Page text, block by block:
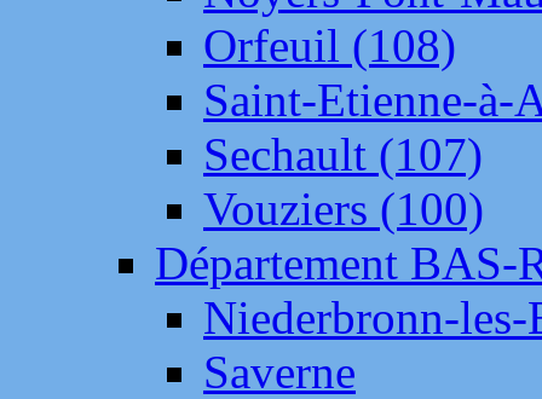
Orfeuil (108)
Saint-Etienne-à-
Sechault (107)
Vouziers (100)
Département BAS-
Niederbronn-
Saverne